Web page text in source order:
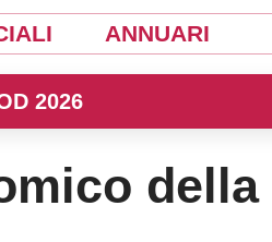
ANNUARI
2026
della